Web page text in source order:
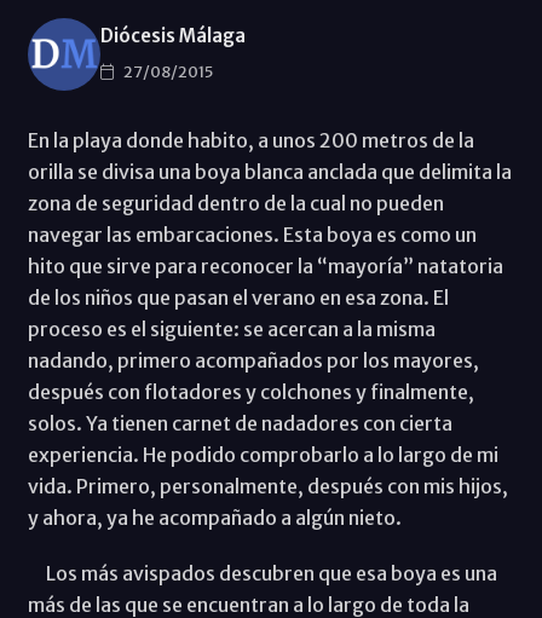
Diócesis Málaga
27/08/2015
En la playa donde habito, a unos 200 metros de la
orilla se divisa una boya blanca anclada que delimita la
zona de seguridad dentro de la cual no pueden
navegar las embarcaciones. Esta boya es como un
hito que sirve para reconocer la “mayoría” natatoria
de los niños que pasan el verano en esa zona. El
proceso es el siguiente: se acercan a la misma
nadando, primero acompañados por los mayores,
después con flotadores y colchones y finalmente,
solos. Ya tienen carnet de nadadores con cierta
experiencia. He podido comprobarlo a lo largo de mi
vida. Primero, personalmente, después con mis hijos,
y ahora, ya he acompañado a algún nieto.
Los más avispados descubren que esa boya es una
más de las que se encuentran a lo largo de toda la